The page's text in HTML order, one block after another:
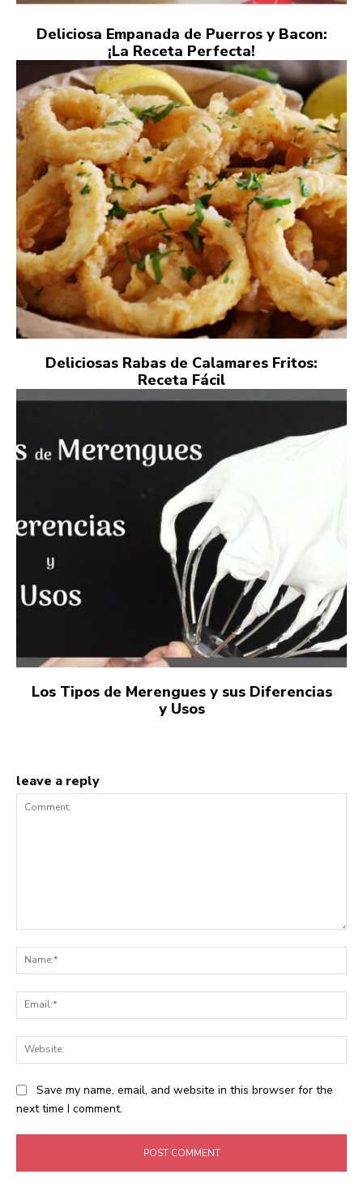
Deliciosa Empanada de Puerros y Bacon:
¡La Receta Perfecta!
Deliciosas Rabas de Calamares Fritos:
Receta Fácil
Los Tipos de Merengues y sus Diferencias
y Usos
leave a reply
Save my name, email, and website in this browser for the
next time I comment.